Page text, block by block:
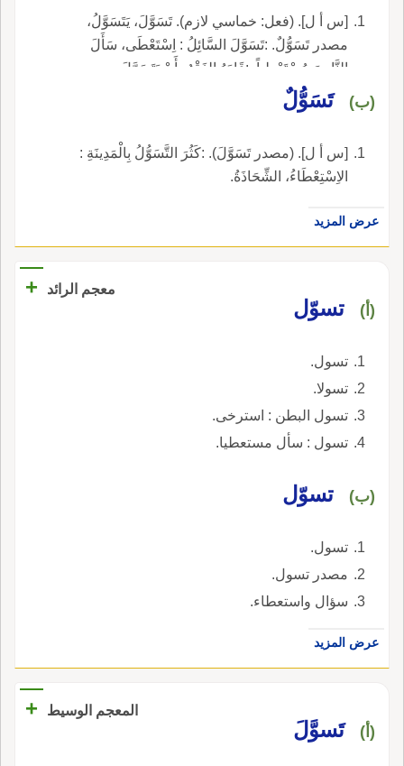
[س أ ل]. (فعل: خماسي لازم). تَسَوَّلَ، يَتَسَوَّلُ،
مصدر تَسَوُّلٌ. :تَسَوَّلَ السَّائِلُ : اِسْتَعْطَى، سَأَلَ
النَّاسَ مُسْتَعْطِياً. :قَادَهُ الفَقْرُ بِأَنْ يَتَسَوَّلَ.
(ب) تَسَوُّلٌ
[س أ ل]. (مصدر تَسَوَّلَ). :كَثُرَ التَّسَوُّلُ بِالْمَدِينَةِ :
الاِسْتِعْطَاءُ، الشِّحَاذَةُ.
عرض المزيد
معجم الرائد +
(أ) تسوّل
تسول.
تسولا.
تسول البطن : استرخى.
تسول : سأل مستعطيا.
(ب) تسوّل
تسول.
مصدر تسول.
سؤال واستعطاء.
عرض المزيد
المعجم الوسيط +
(أ) تَسوَّلَ